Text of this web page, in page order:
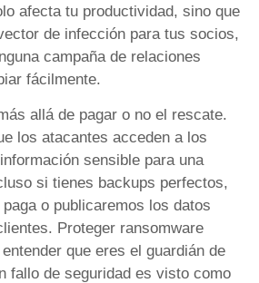
afecta tu productividad, sino que
de infección para tus socios,
campaña de relaciones
fácilmente.
allá de pagar o no el rescate.
los atacantes acceden a los
sensible para una
si tienes backups perfectos,
o publicaremos los datos
Proteger ransomware
que eres el guardián de
fallo de seguridad es visto como